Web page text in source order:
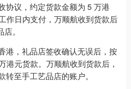
协议，约定货款金额为 5 万港
作日内支付，万顺航收到货款后
。
港，礼品店签收确认无误后，按
港元货款。万顺航收到货款后，
至手工艺品店的账户。